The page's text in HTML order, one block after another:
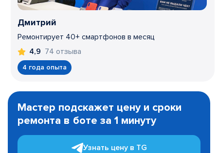
Дмитрий
Ремонтирует 40+ смартфонов в месяц
4,9 74 отзыва
4 года опыта
1
Мастер подскажет цену и сроки
ремонта в боте за 1 минуту
Узнать цену в TG